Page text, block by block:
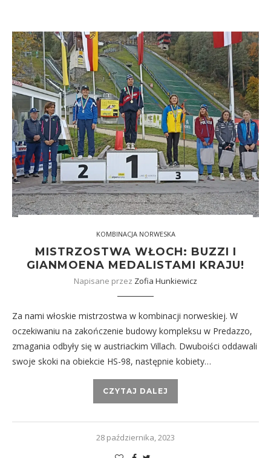
KOMBINACJA NORWESKA
MISTRZOSTWA WŁOCH: BUZZI I
GIANMOENA MEDALISTAMI KRAJU!
Napisane przez Zofia Hunkiewicz
Za nami włoskie mistrzostwa w kombinacji norweskiej. W
oczekiwaniu na zakończenie budowy kompleksu w Predazzo,
zmagania odbyły się w austriackim Villach. Dwuboiści oddawali
swoje skoki na obiekcie HS-98, następnie kobiety…
CZYTAJ DALEJ
28 października, 2023